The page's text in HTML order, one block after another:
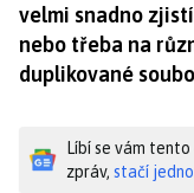
velmi snadno
nebo třeba na
duplikované
Líbí se vám
zpráv, stačí